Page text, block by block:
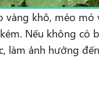
vàng khô, méo
Nếu không có
làm ảnh hưởng